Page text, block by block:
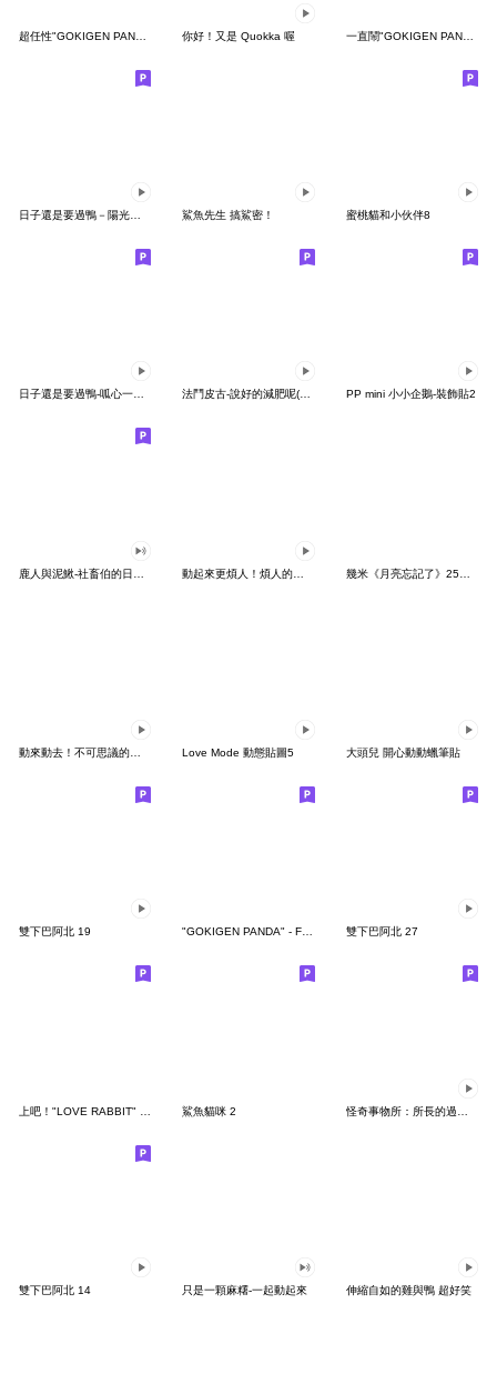
你好！又是 Quokka 喔 一直鬧"GOKIGEN PANDA" 台灣版
鯊魚先生 搞鯊密！ 蜜桃貓和小伙伴8
日子還是要過鴨-呱心一下鴨 法鬥皮古-說好的減肥呢(第15彈) PP mini 小小企鵝-裝飾貼2
幾米《月亮忘記了》25周年 x 晴天P莉
Love Mode 動態貼圖5 大頭兒 開心動動蠟筆貼
雙下巴阿北 19 "GOKIGEN PANDA" - Feeling / global 雙下巴阿北 27
鯊魚貓咪 2
雙下巴阿北 14 只是一顆麻糬-一起動起來 伸縮自如的雞與鴨 超好笑